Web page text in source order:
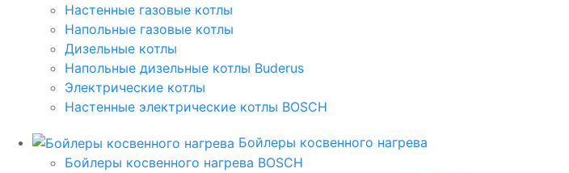
Настенные газовые котлы
Напольные газовые котлы
Дизельные котлы
Напольные дизельные котлы Buderus
Электрические котлы
Настенные электрические котлы BOSCH
Бойлеры косвенного нагрева
Бойлеры косвенного нагрева BOSCH